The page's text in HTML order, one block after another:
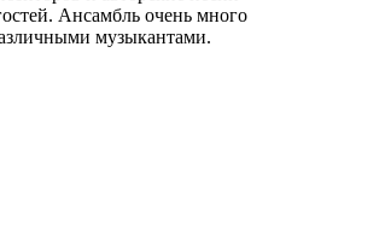
Ансамбль очень много
музыкантами.